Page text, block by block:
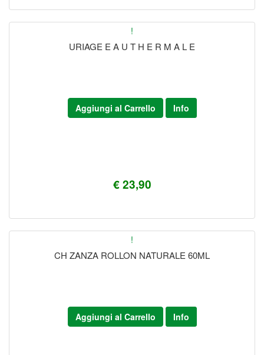
!
URIAGE E A U T H E R M A L E
€ 23,90
Aggiungi al Carrello Info
!
CH ZANZA ROLLON NATURALE 60ML
Aggiungi al Carrello Info